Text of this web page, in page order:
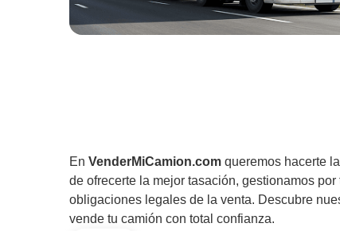
En VenderMiCamion.com queremos hacerte
de ofrecerte la mejor tasación, gestionamos
obligaciones legales de la venta. Descubre
vende tu camión con total confianza.